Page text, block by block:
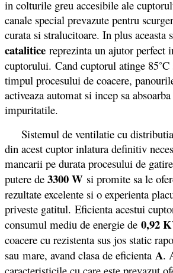
in colturile greu accesibile ale
canale special prevazute pentru
curata si stralucitoare. In plus aceasta
catalitice reprezinta un ajutor perfect
cuptorului. Cand cuptorul atinge
timpul procesului de coacere,
activeaza automat si incep sa
impuritatile.
Sistemul de ventilatie cu
din acest cuptor inlatura definitiv
mancarii pe durata procesului de
putere de 3300 W si promite sa le
rezultate excelente si o experienta
priveste gatitul. Eficienta acestui
consumul mediu de energie de 0,92
coacere cu rezistenta sus jos static
sau mare, avand clasa de eficienta A.